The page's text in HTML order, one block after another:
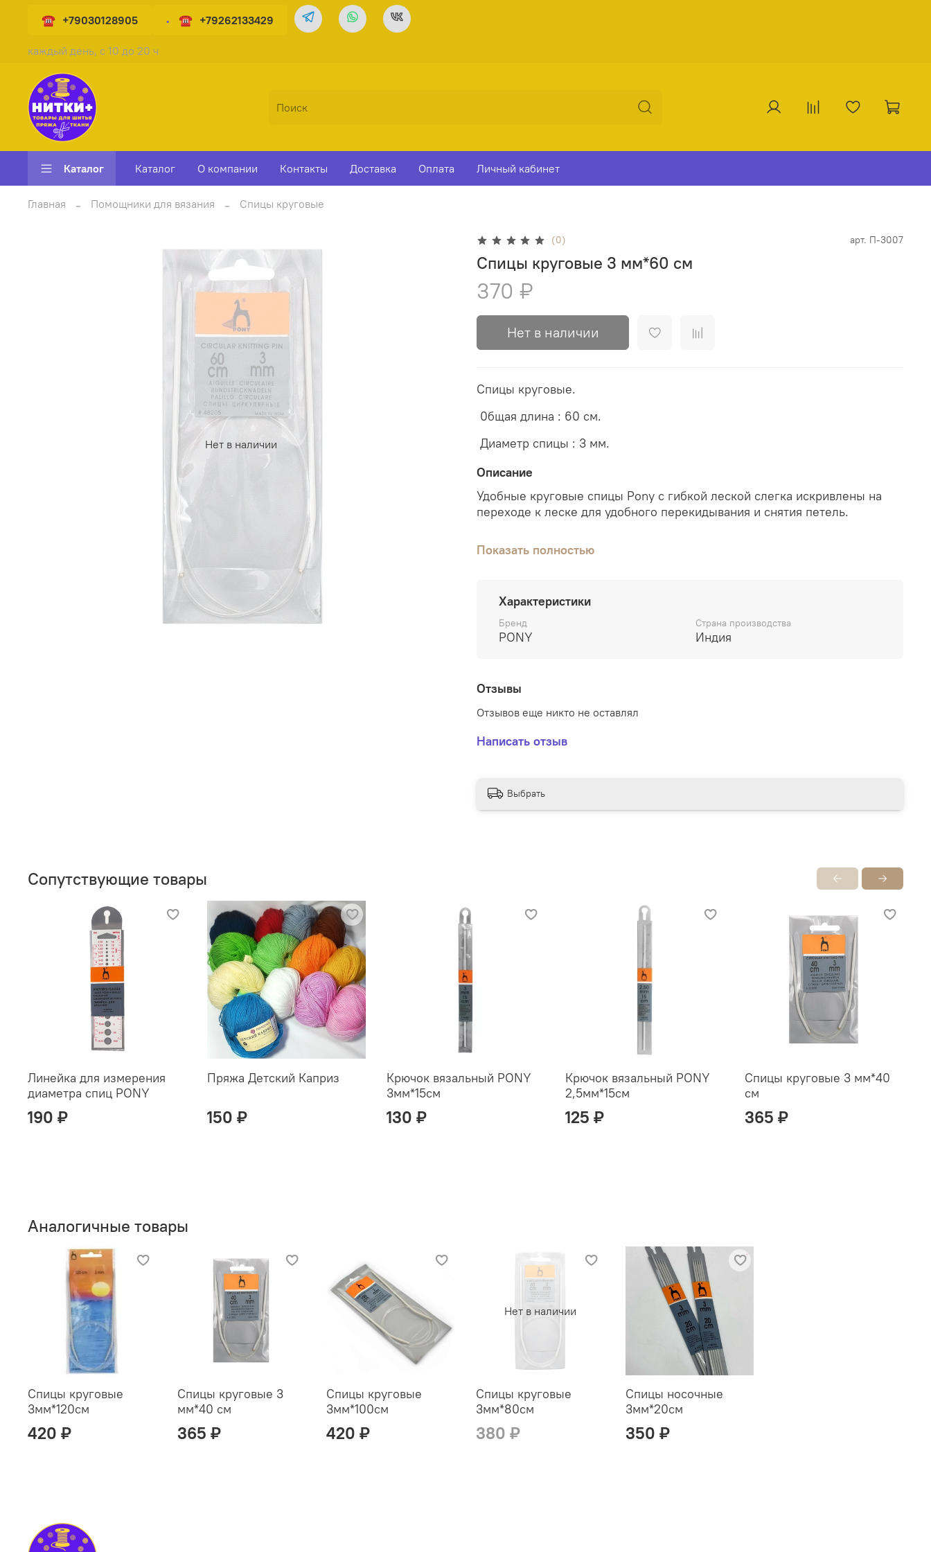
каждый день, с 10 до 20 ч
+79030128905 +79262133429
Каталог Каталог О компании Контакты Доставка Оплата Личный кабинет
Главная Помощники для вязания Спицы круговые
Нет в наличии
(0) арт. П-3007
Спицы круговые 3 мм*60 см
370 ₽
Нет в наличии
Спицы круговые.
0бщая длина : 60 см.
Диаметр спицы : 3 мм.
Описание
Удобные круговые спицы Pony с гибкой леской слегка искривлены на
переходе к леске для удобного перекидывания и снятия петель.
обработкой.
оптимальную для вязания гладкую поверхность, отличаются высокой
прочностью и упругостью,идеально защищены от коррозии.
Товары этой торговой марки рукодельницы выбирают благодаря
Показать полностью
Характеристики
Бренд
PONY
Страна производства
Индия
Отзывы
Отзывов еще никто не оставлял
Написать отзыв
Выбрать
Сопутствующие товары
Линейка для измерения
диаметра спиц PONY
190 ₽
Пряжа Детский Каприз
150 ₽
Крючок вязальный PONY
3мм*15см
130 ₽
Крючок вязальный PONY
2,5мм*15см
125 ₽
Спицы круговые 3 мм*40
см
365 ₽
Аналогичные товары
Спицы круговые
3мм*120см
420 ₽
Спицы круговые 3
мм*40 см
365 ₽
Спицы круговые
3мм*100см
420 ₽
Нет в наличии
Спицы круговые
3мм*80см
380 ₽
Спицы носочные
3мм*20см
350 ₽